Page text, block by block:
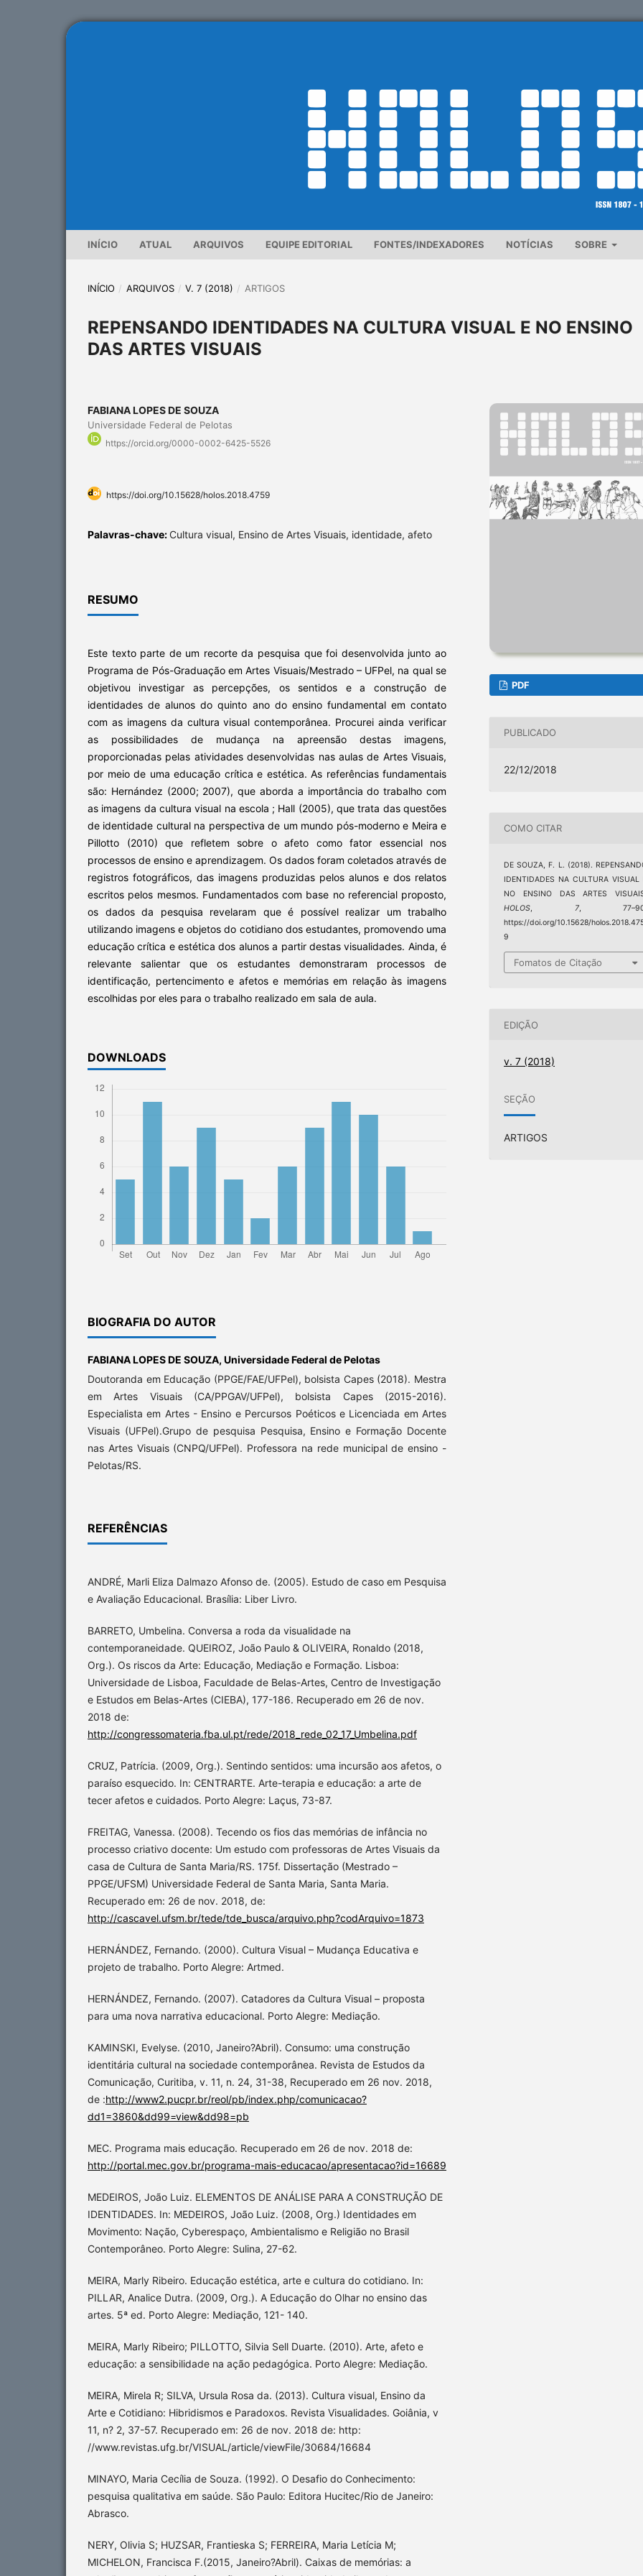
INÍCIO ATUAL ARQUIVOS EQUIPE EDITORIAL FONTES/INDEXADORES NOTÍCIAS SOBRE
INÍCIO / ARQUIVOS / V. 7 (2018) / ARTIGOS
REPENSANDO IDENTIDADES NA CULTURA VISUAL E NO ENSINO
DAS ARTES VISUAIS
FABIANA LOPES DE SOUZA
Universidade Federal de Pelotas
https://orcid.org/0000-0002-6425-5526
https://doi.org/10.15628/holos.2018.4759
Palavras-chave: Cultura visual, Ensino de Artes Visuais, identidade, afeto
RESUMO
Este texto parte de um recorte da pesquisa que foi desenvolvida junto ao
Programa de Pós-Graduação em Artes Visuais/Mestrado – UFPel, na qual se
objetivou investigar as percepções, os sentidos e a construção de
identidades de alunos do quinto ano do ensino fundamental em contato
com as imagens da cultura visual contemporânea. Procurei ainda verificar
as possibilidades de mudança na apreensão destas imagens,
proporcionadas pelas atividades desenvolvidas nas aulas de Artes Visuais,
por meio de uma educação crítica e estética. As referências fundamentais
são: Hernández (2000; 2007), que aborda a importância do trabalho com
as imagens da cultura visual na escola ; Hall (2005), que trata das questões
de identidade cultural na perspectiva de um mundo pós-moderno e Meira e
Pillotto (2010) que refletem sobre o afeto como fator essencial nos
processos de ensino e aprendizagem. Os dados foram coletados através de
registros fotográficos, das imagens produzidas pelos alunos e dos relatos
escritos pelos mesmos. Fundamentados com base no referencial proposto,
os dados da pesquisa revelaram que é possível realizar um trabalho
utilizando imagens e objetos do cotidiano dos estudantes, promovendo uma
educação crítica e estética dos alunos a partir destas visualidades. Ainda, é
relevante salientar que os estudantes demonstraram processos de
identificação, pertencimento e afetos e memórias em relação às imagens
escolhidas por eles para o trabalho realizado em sala de aula.
DOWNLOADS
BIOGRAFIA DO AUTOR
FABIANA LOPES DE SOUZA, Universidade Federal de Pelotas
Doutoranda em Educação (PPGE/FAE/UFPel), bolsista Capes (2018). Mestra
em Artes Visuais (CA/PPGAV/UFPel), bolsista Capes (2015-2016).
Especialista em Artes - Ensino e Percursos Poéticos e Licenciada em Artes
Visuais (UFPel).Grupo de pesquisa Pesquisa, Ensino e Formação Docente
nas Artes Visuais (CNPQ/UFPel). Professora na rede municipal de ensino -
Pelotas/RS.
REFERÊNCIAS
ANDRÉ, Marli Eliza Dalmazo Afonso de. (2005). Estudo de caso em Pesquisa
e Avaliação Educacional. Brasília: Liber Livro.
BARRETO, Umbelina. Conversa a roda da visualidade na
contemporaneidade. QUEIROZ, João Paulo & OLIVEIRA, Ronaldo (2018,
Org.). Os riscos da Arte: Educação, Mediação e Formação. Lisboa:
Universidade de Lisboa, Faculdade de Belas-Artes, Centro de Investigação
e Estudos em Belas-Artes (CIEBA), 177-186. Recuperado em 26 de nov.
2018 de:
http://congressomateria.fba.ul.pt/rede/2018_rede_02_17_Umbelina.pdf
CRUZ, Patrícia. (2009, Org.). Sentindo sentidos: uma incursão aos afetos, o
paraíso esquecido. In: CENTRARTE. Arte-terapia e educação: a arte de
tecer afetos e cuidados. Porto Alegre: Laçus, 73-87.
FREITAG, Vanessa. (2008). Tecendo os fios das memórias de infância no
processo criativo docente: Um estudo com professoras de Artes Visuais da
casa de Cultura de Santa Maria/RS. 175f. Dissertação (Mestrado –
PPGE/UFSM) Universidade Federal de Santa Maria, Santa Maria.
Recuperado em: 26 de nov. 2018, de:
http://cascavel.ufsm.br/tede/tde_busca/arquivo.php?codArquivo=1873
HERNÁNDEZ, Fernando. (2000). Cultura Visual – Mudança Educativa e
projeto de trabalho. Porto Alegre: Artmed.
HERNÁNDEZ, Fernando. (2007). Catadores da Cultura Visual – proposta
para uma nova narrativa educacional. Porto Alegre: Mediação.
KAMINSKI, Evelyse. (2010, Janeiro?Abril). Consumo: uma construção
identitária cultural na sociedade contemporânea. Revista de Estudos da
Comunicação, Curitiba, v. 11, n. 24, 31-38, Recuperado em 26 nov. 2018,
de :http://www2.pucpr.br/reol/pb/index.php/comunicacao?
dd1=3860&dd99=view&dd98=pb
MEC. Programa mais educação. Recuperado em 26 de nov. 2018 de:
http://portal.mec.gov.br/programa-mais-educacao/apresentacao?id=16689
MEDEIROS, João Luiz. ELEMENTOS DE ANÁLISE PARA A CONSTRUÇÃO DE
IDENTIDADES. In: MEDEIROS, João Luiz. (2008, Org.) Identidades em
Movimento: Nação, Cyberespaço, Ambientalismo e Religião no Brasil
Contemporâneo. Porto Alegre: Sulina, 27-62.
MEIRA, Marly Ribeiro. Educação estética, arte e cultura do cotidiano. In:
PILLAR, Analice Dutra. (2009, Org.). A Educação do Olhar no ensino das
artes. 5ª ed. Porto Alegre: Mediação, 121- 140.
MEIRA, Marly Ribeiro; PILLOTTO, Silvia Sell Duarte. (2010). Arte, afeto e
educação: a sensibilidade na ação pedagógica. Porto Alegre: Mediação.
MEIRA, Mirela R; SILVA, Ursula Rosa da. (2013). Cultura visual, Ensino da
Arte e Cotidiano: Hibridismos e Paradoxos. Revista Visualidades. Goiânia, v
11, n? 2, 37-57. Recuperado em: 26 de nov. 2018 de: http:
//www.revistas.ufg.br/VISUAL/article/viewFile/30684/16684
MINAYO, Maria Cecília de Souza. (1992). O Desafio do Conhecimento:
pesquisa qualitativa em saúde. São Paulo: Editora Hucitec/Rio de Janeiro:
Abrasco.
NERY, Olivia S; HUZSAR, Frantieska S; FERREIRA, Maria Letícia M;
MICHELON, Francisca F.(2015, Janeiro?Abril). Caixas de memórias: a
PDF
PUBLICADO
22/12/2018
COMO CITAR
DE SOUZA, F. L. (2018).
IDENTIDADES NA CULTURA VISUAL
NO ENSINO DAS ARTES
HOLOS
7,
https://doi.org/10.15628/
9
Fomatos de Citação
EDIÇÃO
v. 7 (2018)
SEÇÃO
ARTIGOS